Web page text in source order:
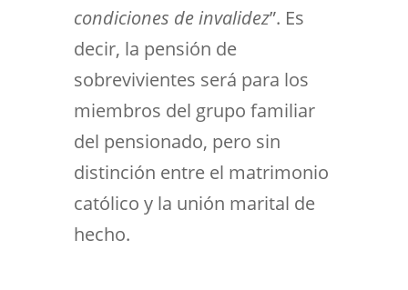
condiciones de invalidez”. Es
decir, la pensión de
sobrevivientes será para los
miembros del grupo familiar
del pensionado, pero sin
distinción entre el matrimonio
católico y la unión marital de
hecho.